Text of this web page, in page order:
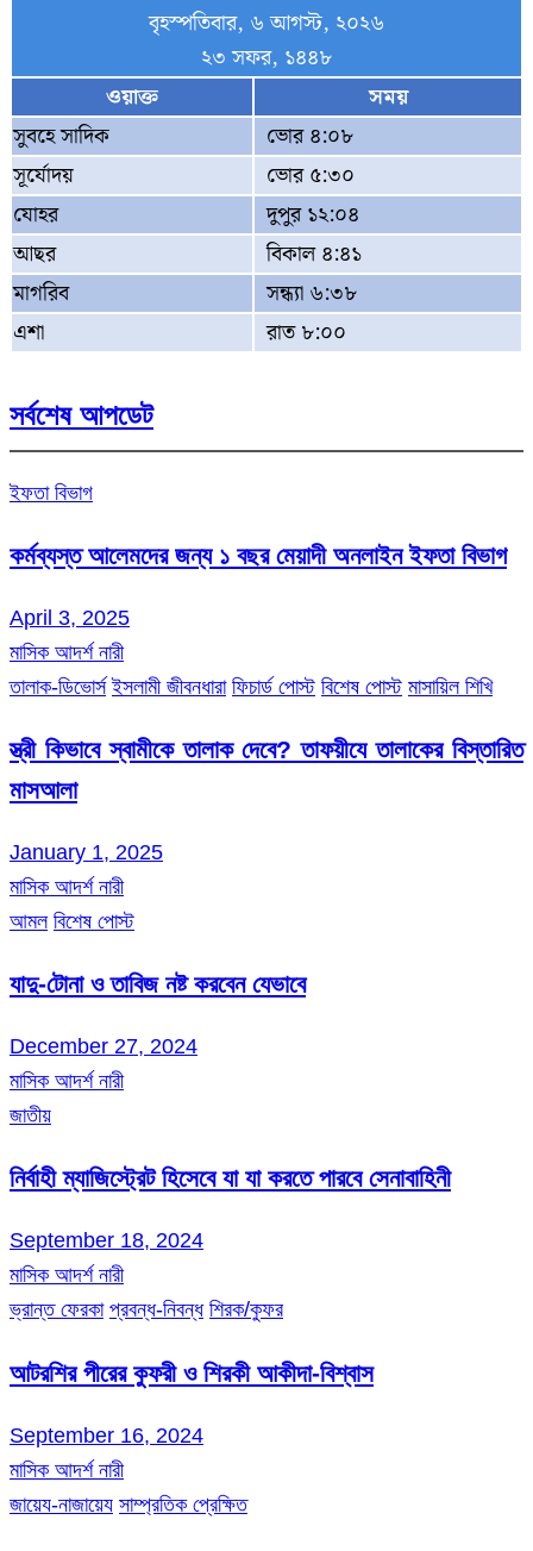
বৃহস্পতিবার, ৬ আগস্ট, ২০২৬
২৩ সফর, ১৪৪৮
ওয়াক্ত
সময়
সুবহে সাদিক
ভোর ৪:০৮
সূর্যোদয়
ভোর ৫:৩০
যোহর
দুপুর ১২:০৪
আছর
বিকাল ৪:৪১
মাগরিব
সন্ধ্যা ৬:৩৮
এশা
রাত ৮:০০
সর্বশেষ আপডেট
ইফতা বিভাগ
কর্মব্যস্ত আলেমদের জন্য ১ বছর মেয়াদী অনলাইন ইফতা বিভাগ
April 3, 2025
মাসিক আদর্শ নারী
তালাক-ডিভোর্স ইসলামী জীবনধারা ফিচার্ড পোস্ট বিশেষ পোস্ট মাসায়িল শিখি
স্ত্রী কিভাবে স্বামীকে তালাক দেবে? তাফয়ীযে তালাকের বিস্তারিত
মাসআলা
January 1, 2025
মাসিক আদর্শ নারী
আমল বিশেষ পোস্ট
যাদু-টোনা ও তাবিজ নষ্ট করবেন যেভাবে
December 27, 2024
মাসিক আদর্শ নারী
জাতীয়
নির্বাহী ম্যাজিস্ট্রেট হিসেবে যা যা করতে পারবে সেনাবাহিনী
September 18, 2024
মাসিক আদর্শ নারী
ভ্রান্ত ফেরকা প্রবন্ধ-নিবন্ধ শিরক/কুফর
আটরশির পীরের কুফরী ও শিরকী আকীদা-বিশ্বাস
September 16, 2024
মাসিক আদর্শ নারী
জায়েয-নাজায়েয সাম্প্রতিক প্রেক্ষিত